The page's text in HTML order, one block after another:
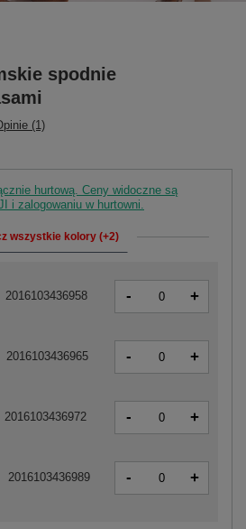
spodnie
(1)
hurtową. Ceny widoczne są
i zalogowaniu w hurtowni.
wszystkie kolory (+2)
2016103436958 - +
2016103436965 - +
2016103436972 - +
2016103436989 - +